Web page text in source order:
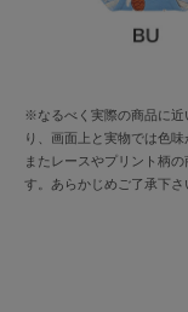
※なるべく実際の商品に近
り、画面上と実物では色
またレースやプリント柄
す。あらかじめご了承下さ